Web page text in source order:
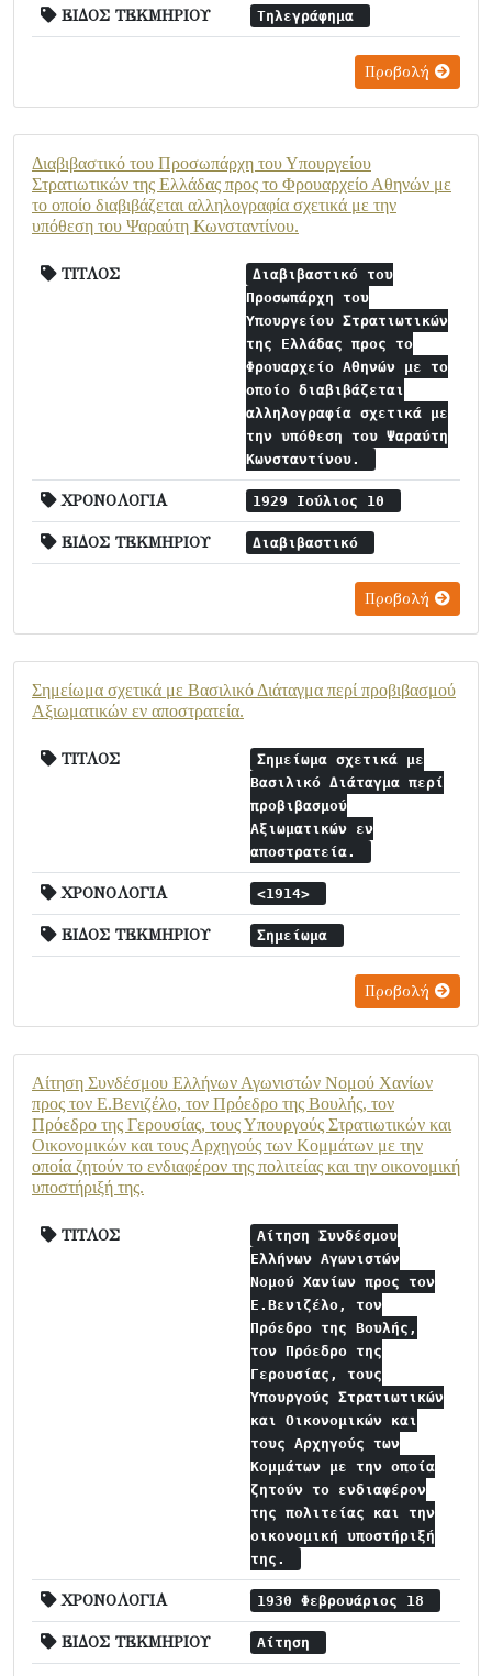
ΕΙΔΟΣ ΤΕΚΜΗΡΙΟΥ Τηλεγράφημα
Προβολή
Διαβιβαστικό του Προσωπάρχη του Υπουργείου
Στρατιωτικών της Ελλάδας προς το Φρουαρχείο Αθηνών με
το οποίο διαβιβάζεται αλληλογραφία σχετικά με την
υπόθεση του Ψαραύτη Κωνσταντίνου.
ΤΙΤΛΟΣ
Διαβιβαστικό του
Προσωπάρχη του
Υπουργείου Στρατιωτικών
της Ελλάδας προς το
Φρουαρχείο Αθηνών με το
οποίο διαβιβάζεται
αλληλογραφία σχετικά με
την υπόθεση του Ψαραύτη
Κωνσταντίνου.
ΧΡΟΝΟΛΟΓΙΑ 1929 Ιούλιος 10
ΕΙΔΟΣ ΤΕΚΜΗΡΙΟΥ Διαβιβαστικό
Προβολή
Σημείωμα σχετικά με Βασιλικό Διάταγμα περί προβιβασμού
Αξιωματικών εν αποστρατεία.
ΤΙΤΛΟΣ
Σημείωμα σχετικά με
Βασιλικό Διάταγμα περί
προβιβασμού
Αξιωματικών εν
αποστρατεία.
ΧΡΟΝΟΛΟΓΙΑ <1914>
ΕΙΔΟΣ ΤΕΚΜΗΡΙΟΥ Σημείωμα
Προβολή
Αίτηση Συνδέσμου Ελλήνων Αγωνιστών Νομού Χανίων
προς τον Ε.Βενιζέλο, τον Πρόεδρο της Βουλής, τον
Πρόεδρο της Γερουσίας, τους Υπουργούς Στρατιωτικών και
Οικονομικών και τους Αρχηγούς των Κομμάτων με την
οποία ζητούν το ενδιαφέρον της πολιτείας και την οικονομική
υποστήριξή της.
ΤΙΤΛΟΣ
Αίτηση Συνδέσμου
Ελλήνων Αγωνιστών
Νομού Χανίων προς τον
Ε.Βενιζέλο, τον
Πρόεδρο της Βουλής,
τον Πρόεδρο της
Γερουσίας, τους
Υπουργούς Στρατιωτικών
και Οικονομικών και
τους Αρχηγούς των
Κομμάτων με την οποία
ζητούν το ενδιαφέρον
της πολιτείας και την
οικονομική υποστήριξή
της.
ΧΡΟΝΟΛΟΓΙΑ 1930 Φεβρουάριος 18
ΕΙΔΟΣ ΤΕΚΜΗΡΙΟΥ Αίτηση